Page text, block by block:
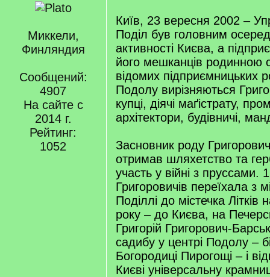
Миккели,
Финляндия
Сообщений:
4907
На сайте с
2014 г.
Рейтинг:
1052
Київ, 23 вересня 2002 –
Поділ був головним
активності Києва, а
його мешканців родинною
відомих підприємницьких
Подолу вирізняються
купці, діячі маґістрату,
архітектори, будівничі,
Засновник роду
отримав шляхетство та
участь у війні з пруссами.
Григоровичів переїхала з
Поділлі до містечка
року – до Києва, на
Григорій Григорович-
садибу у центрі Подолу –
Богородиці Пирогощі – і
Києві універсальну